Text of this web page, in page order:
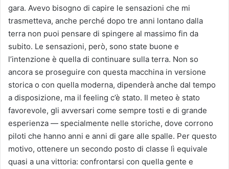
gara. Avevo bisogno di capire le sensazioni che mi
trasmetteva, anche perché dopo tre anni lontano dalla
terra non puoi pensare di spingere al massimo fin da
subito. Le sensazioni, però, sono state buone e
l’intenzione è quella di continuare sulla terra. Non so
ancora se proseguire con questa macchina in versione
storica o con quella moderna, dipenderà anche dal tempo
a disposizione, ma il feeling c’è stato. Il meteo è stato
favorevole, gli avversari come sempre tosti e di grande
esperienza — specialmente nelle storiche, dove corrono
piloti che hanno anni e anni di gare alle spalle. Per questo
motivo, ottenere un secondo posto di classe lì equivale
quasi a una vittoria: confrontarsi con quella gente e